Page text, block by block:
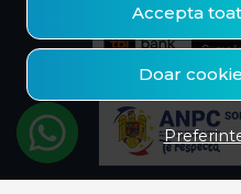
Accepta
Doar